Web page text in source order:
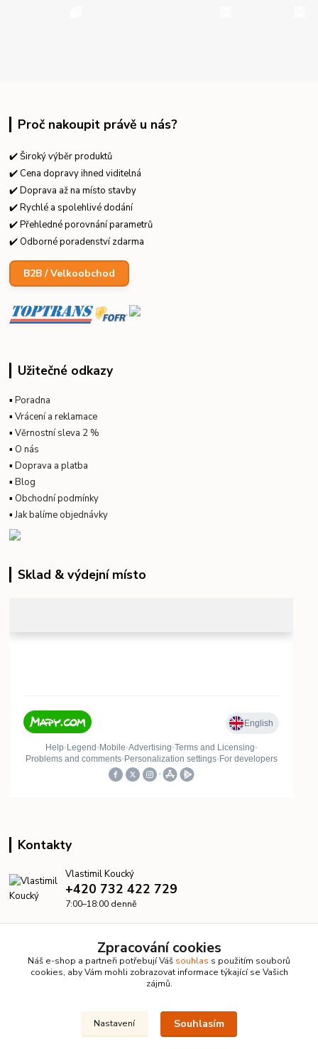
Proč nakoupit právě u nás?
✔️ Široký výběr produktů
✔️ Cena dopravy ihned viditelná
✔️ Doprava až na místo stavby
✔️ Rychlé a spolehlivé dodání
✔️ Přehledné porovnání parametrů
✔️ Odborné poradenství zdarma
B2B / Velkoobchod
Užitečné odkazy
▪Poradna
▪Vrácení a reklamace
▪Věrnostní sleva 2 %
▪ O nás
▪Doprava a platba
▪Blog
▪ Obchodní podmínky
▪Jak balíme objednávky
Sklad & výdejní místo
Kontakty
Vlastimil Koucký
+420 732 422 729
7:00–18:00 denně
© 2026 KanalizaceLevne.cz · Všechna práva vyhrazena ·
Zpracování cookies
Náš e-shop a partneři potřebují Váš souhlas s použitím souborů
cookies, aby Vám mohli zobrazovat informace týkající se Vašich
zájmů.
Nastavení Souhlasím